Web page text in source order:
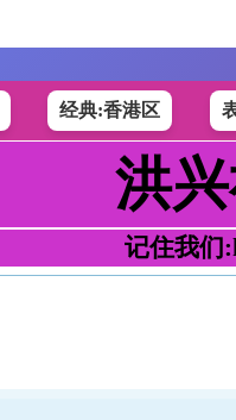
经典:香港区
洪
记住我们